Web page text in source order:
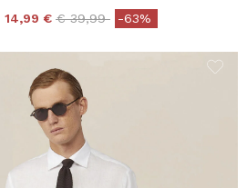
14,99 € Price reduced from
€ 39,99to-63%